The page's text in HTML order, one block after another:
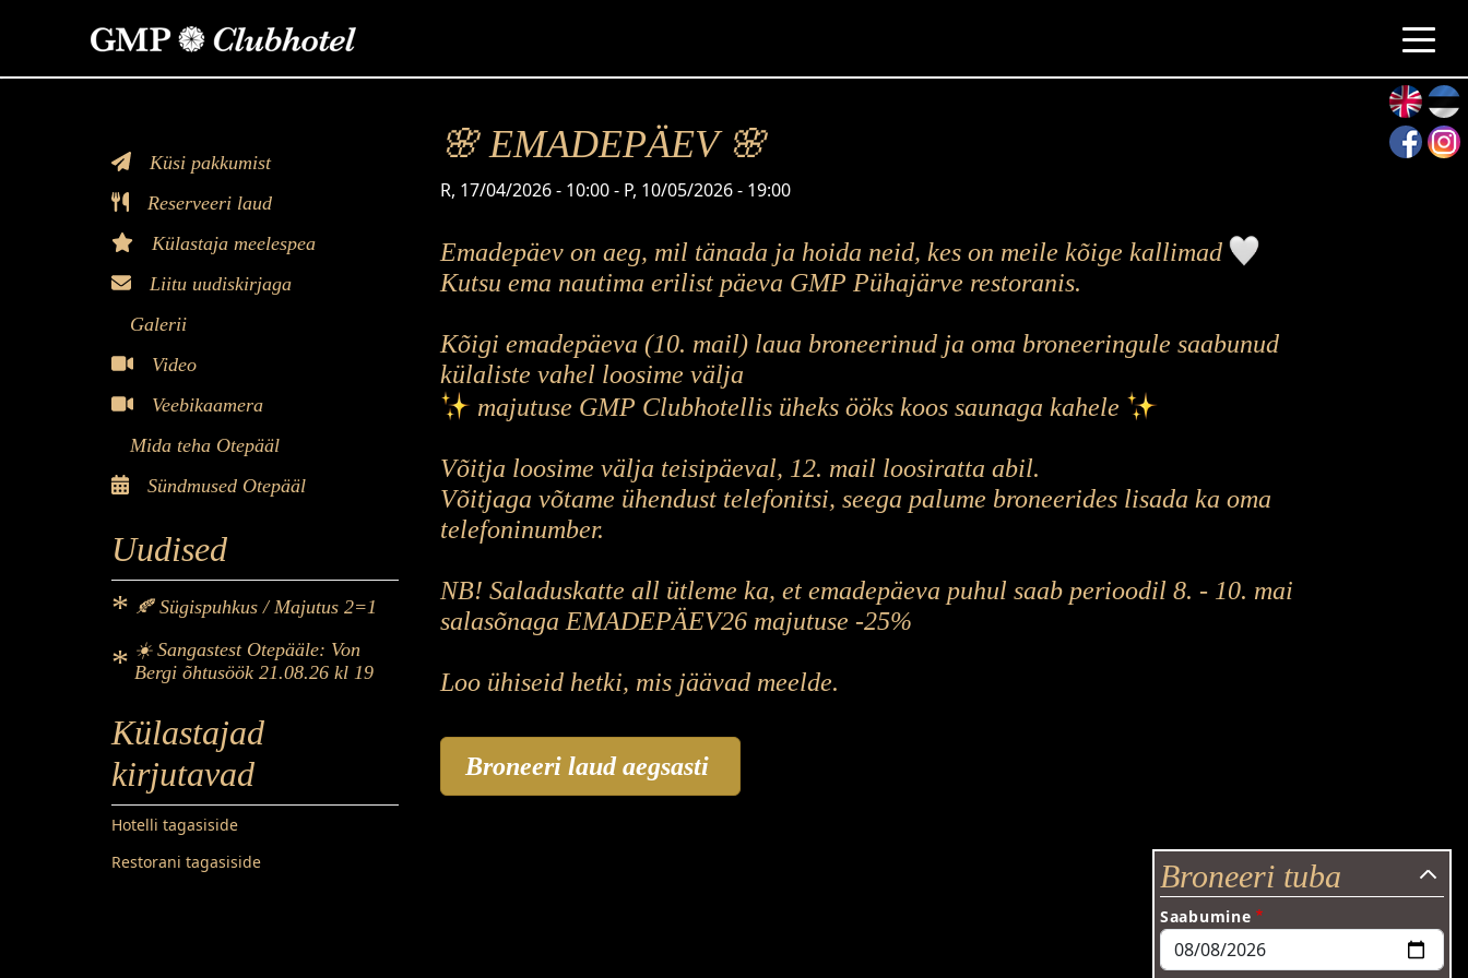
>
Küsi pakkumist
Reserveeri laud
Külastaja meelespea
Liitu uudiskirjaga
Galerii
Video
Veebikaamera
Mida teha Otepääl
Sündmused Otepääl
Uudised
🍂 Sügispuhkus / Majutus 2=1
☀️ Sangastest Otepääle: Von
Bergi õhtusöök 21.08.26 kl 19
Külastajad
kirjutavad
Hotelli tagasiside
Restorani tagasiside
Broneeri tuba
Saabumine
🌸 EMADEPÄEV 🌸
Aeg
R, 17/04/2026 - 10:00- P, 10/05/2026 - 19:00
Emadepäev on aeg, mil tänada ja hoida neid, kes on meile kõige kallimad
Kutsu ema nautima erilist päeva GMP Pühajärve restoranis.
Kõigi emadepäeva (10. mail) laua broneerinud ja oma broneeringule saabunud
külaliste vahel loosime välja
majutuse GMP Clubhotellis üheks ööks koos saunaga kahele
Võitja loosime välja teisipäeval, 12. mail loosiratta abil.
Võitjaga võtame ühendust telefonitsi, seega palume broneerides lisada ka oma
telefoninumber.
NB! Saladuskatte all ütleme ka, et emadepäeva puhul saab perioodil 8. - 10. mai
salasõnaga EMADEPÄEV26 majutuse -25%
Loo ühiseid hetki, mis jäävad meelde.
Broneeri laud aegsasti